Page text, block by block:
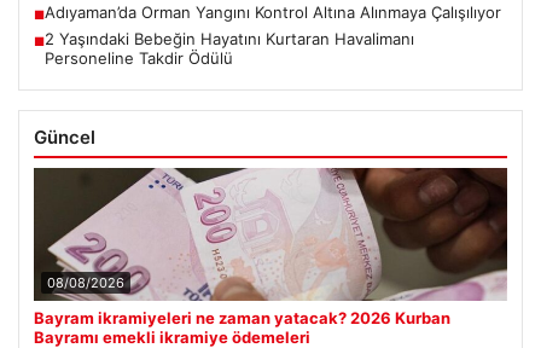
■Adıyaman’da Orman Yangını Kontrol Altına Alınmaya Çalışılıyor
■2 Yaşındaki Bebeğin Hayatını Kurtaran Havalimanı
Personeline Takdir Ödülü
Güncel
08/08/2026
Bayram ikramiyeleri ne zaman yatacak? 2026 Kurban
Bayramı emekli ikramiye ödemeleri